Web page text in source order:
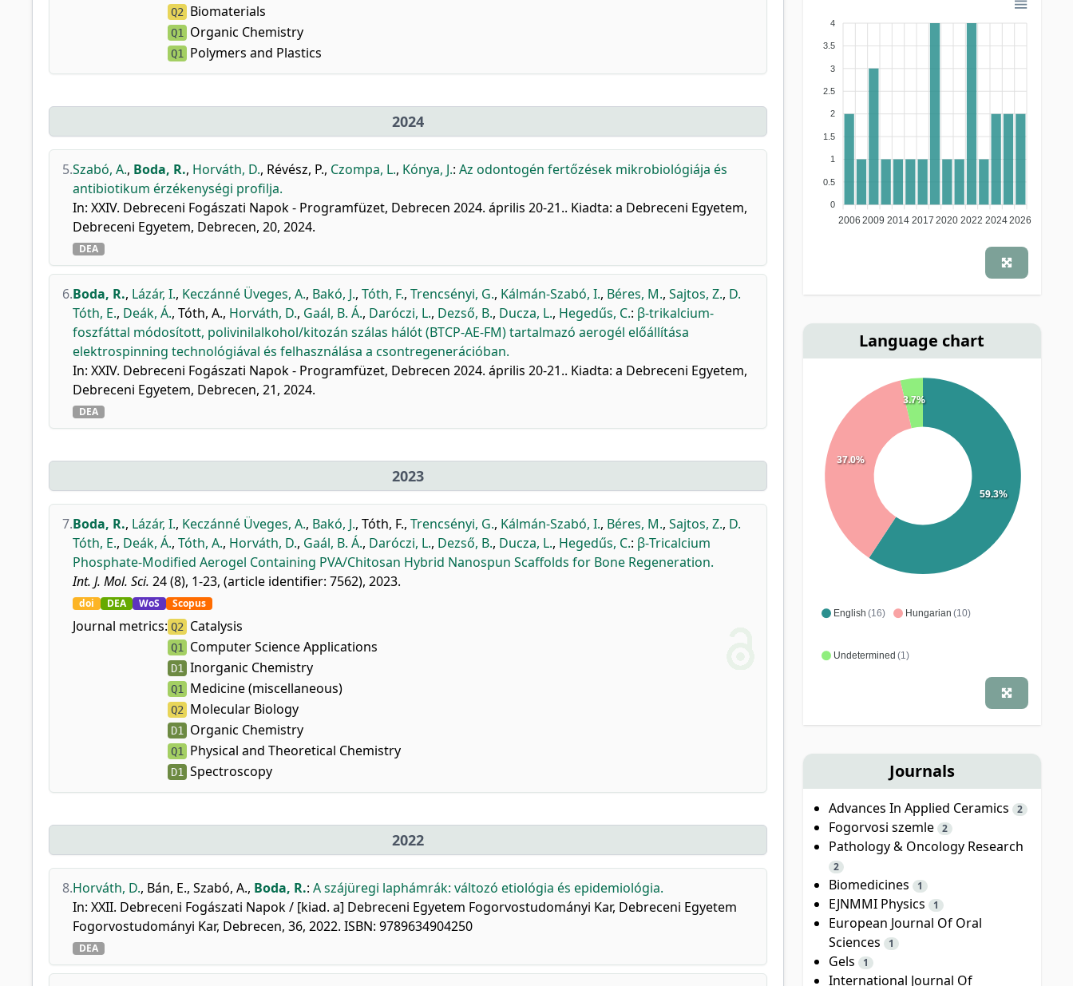
Q2 Biomaterials
Q1 Organic Chemistry
Q1 Polymers and Plastics
2024
5.Szabó, A., Boda, R., Horváth, D., Révész, P., Czompa, L., Kónya, J.: Az odontogén fertőzések mikrobiológiája és
antibiotikum érzékenységi profilja.
In: XXIV. Debreceni Fogászati Napok - Programfüzet, Debrecen 2024. április 20-21.. Kiadta: a Debreceni Egyetem,
Debreceni Egyetem, Debrecen, 20, 2024.
DEA
6.Boda, R., Lázár, I., Keczánné Üveges, A., Bakó, J., Tóth, F., Trencsényi, G., Kálmán-Szabó, I., Béres, M., Sajtos, Z., D.
Tóth, E., Deák, Á., Tóth, A., Horváth, D., Gaál, B. Á., Daróczi, L., Dezső, B., Ducza, L., Hegedűs, C.: β-trikalcium-
foszfáttal módosított, polivinilalkohol/kitozán szálas hálót (BTCP-AE-FM) tartalmazó aerogél előállítása
elektrospinning technológiával és felhasználása a csontregenerációban.
In: XXIV. Debreceni Fogászati Napok - Programfüzet, Debrecen 2024. április 20-21.. Kiadta: a Debreceni Egyetem,
Debreceni Egyetem, Debrecen, 21, 2024.
DEA
2023
7.Boda, R., Lázár, I., Keczánné Üveges, A., Bakó, J., Tóth, F., Trencsényi, G., Kálmán-Szabó, I., Béres, M., Sajtos, Z., D.
Tóth, E., Deák, Á., Tóth, A., Horváth, D., Gaál, B. Á., Daróczi, L., Dezső, B., Ducza, L., Hegedűs, C.: β-Tricalcium
Phosphate-Modified Aerogel Containing PVA/Chitosan Hybrid Nanospun Scaffolds for Bone Regeneration.
Int. J. Mol. Sci. 24 (8), 1-23, (article identifier: 7562), 2023.
doi DEA WoS Scopus
Journal metrics: Q2 Catalysis
Q1 Computer Science Applications
D1 Inorganic Chemistry
Q1 Medicine (miscellaneous)
Q2 Molecular Biology
D1 Organic Chemistry
Q1 Physical and Theoretical Chemistry
D1 Spectroscopy
2022
8.Horváth, D., Bán, E., Szabó, A., Boda, R.: A szájüregi laphámrák: változó etiológia és epidemiológia.
In: XXII. Debreceni Fogászati Napok / [kiad. a] Debreceni Egyetem Fogorvostudományi Kar, Debreceni Egyetem
Fogorvostudományi Kar, Debrecen, 36, 2022. ISBN: 9789634904250
DEA
4
3.5
3
2.5
2
1.5
1
0.5
0
2006 2009 2014 2017 2020 2022 20242026
Language chart
English (16) Hungarian (10)
Undetermined (1)
59.3%
37.0%
3.7%
Journals
Advances In Applied Ceramics 2
Fogorvosi szemle 2
Pathology & Oncology Research
2
Biomedicines 1
EJNMMI Physics 1
European Journal Of Oral
Sciences
1
Gels 1
International Journal Of